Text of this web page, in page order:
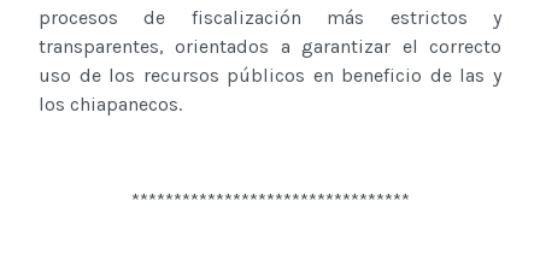
procesos de fiscalización más estrictos y
transparentes, orientados a garantizar el correcto
uso de los recursos públicos en beneficio de las y
los chiapanecos.
*********************************